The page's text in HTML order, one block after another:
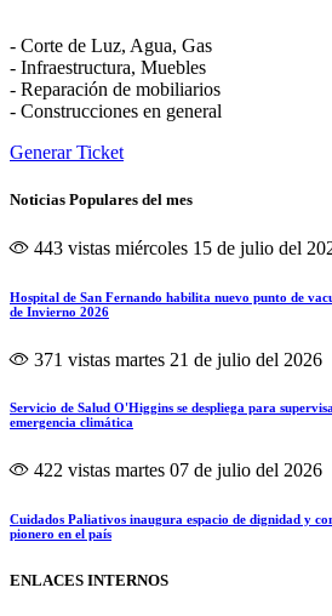
- Corte de Luz, Agua, Gas
- Infraestructura, Muebles
- Reparación de mobiliarios
- Construcciones en general
Generar Ticket
Noticias Populares del mes
443 vistas miércoles 15 de julio del
Hospital de San Fernando habilita nuevo punto de
de Invierno 2026
371 vistas martes 21 de julio del 2026
Servicio de Salud O'Higgins se despliega para
emergencia climática
422 vistas martes 07 de julio del 2026
Cuidados Paliativos inaugura espacio de dignidad y
pionero en el país
ENLACES INTERNOS